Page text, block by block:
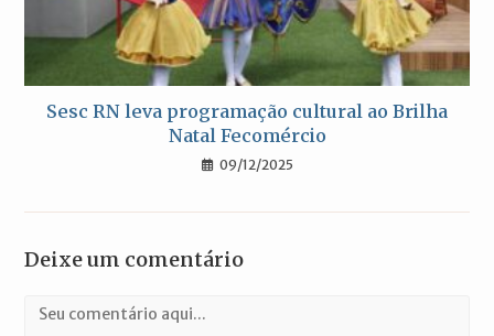
Sesc RN leva programação cultural ao Brilha
Natal Fecomércio
09/12/2025
Deixe um comentário
Comentário